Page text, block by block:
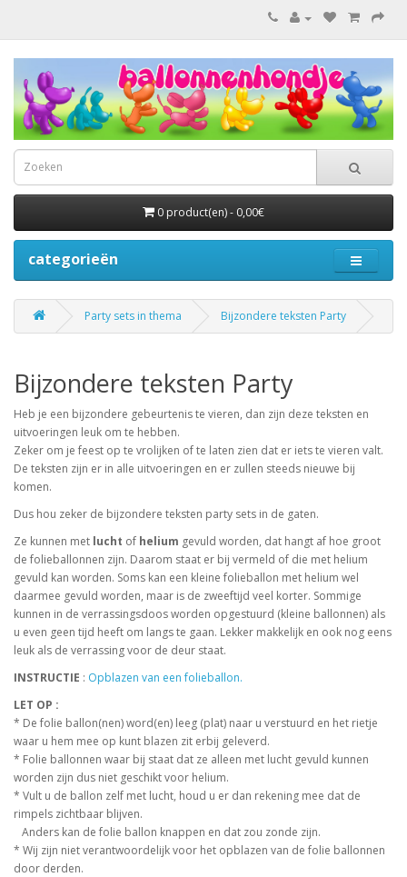
0 product(en) - 0,00€
categorieën
Party sets in thema Bijzondere teksten Party
Bijzondere teksten Party
Heb je een bijzondere gebeurtenis te vieren, dan zijn deze teksten en
uitvoeringen leuk om te hebben.
Zeker om je feest op te vrolijken of te laten zien dat er iets te vieren valt.
De teksten zijn er in alle uitvoeringen en er zullen steeds nieuwe bij
komen.
Dus hou zeker de bijzondere teksten party sets in de gaten.
Ze kunnen met lucht of helium gevuld worden, dat hangt af hoe groot
de folieballonnen zijn. Daarom staat er bij vermeld of die met helium
gevuld kan worden. Soms kan een kleine folieballon met helium wel
daarmee gevuld worden, maar is de zweeftijd veel korter. Sommige
kunnen in de verrassingsdoos worden opgestuurd (kleine ballonnen) als
u even geen tijd heeft om langs te gaan. Lekker makkelijk en ook nog eens
leuk als de verrassing voor de deur staat.
INSTRUCTIE : Opblazen van een folieballon.
LET OP :
* De folie ballon(nen) word(en) leeg (plat) naar u verstuurd en het rietje
waar u hem mee op kunt blazen zit erbij geleverd.
* Folie ballonnen waar bij staat dat ze alleen met lucht gevuld kunnen
worden zijn dus niet geschikt voor helium.
* Vult u de ballon zelf met lucht, houd u er dan rekening mee dat de
rimpels zichtbaar blijven.
Anders kan de folie ballon knappen en dat zou zonde zijn.
* Wij zijn niet verantwoordelijk voor het opblazen van de folie ballonnen
door derden.